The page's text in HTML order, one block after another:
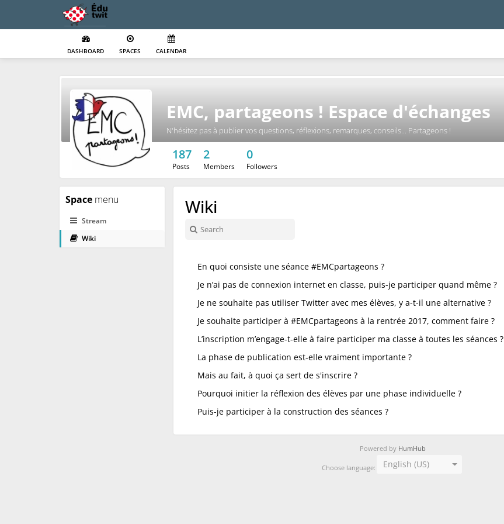
DASHBOARD SPACES CALENDAR
EMC, partageons ! Espace d'échanges
N'hésitez pas à publier vos questions, réflexions, remarques, conseils... Partageons !
187
Posts
2
Members
0
Followers
Space menu
Stream
Wiki
Wiki
En quoi consiste une séance #EMCpartageons ?
Je n’ai pas de connexion internet en classe, puis-je participer quand même ?
Je ne souhaite pas utiliser Twitter avec mes élèves, y a-t-il une alternative ?
Je souhaite participer à #EMCpartageons à la rentrée 2017, comment faire ?
L’inscription m’engage-t-elle à faire participer ma classe à toutes les séances ?
La phase de publication est-elle vraiment importante ?
Mais au fait, à quoi ça sert de s'inscrire ?
Pourquoi initier la réflexion des élèves par une phase individuelle ?
Puis-je participer à la construction des séances ?
Powered by HumHub
Choose language: English (US)